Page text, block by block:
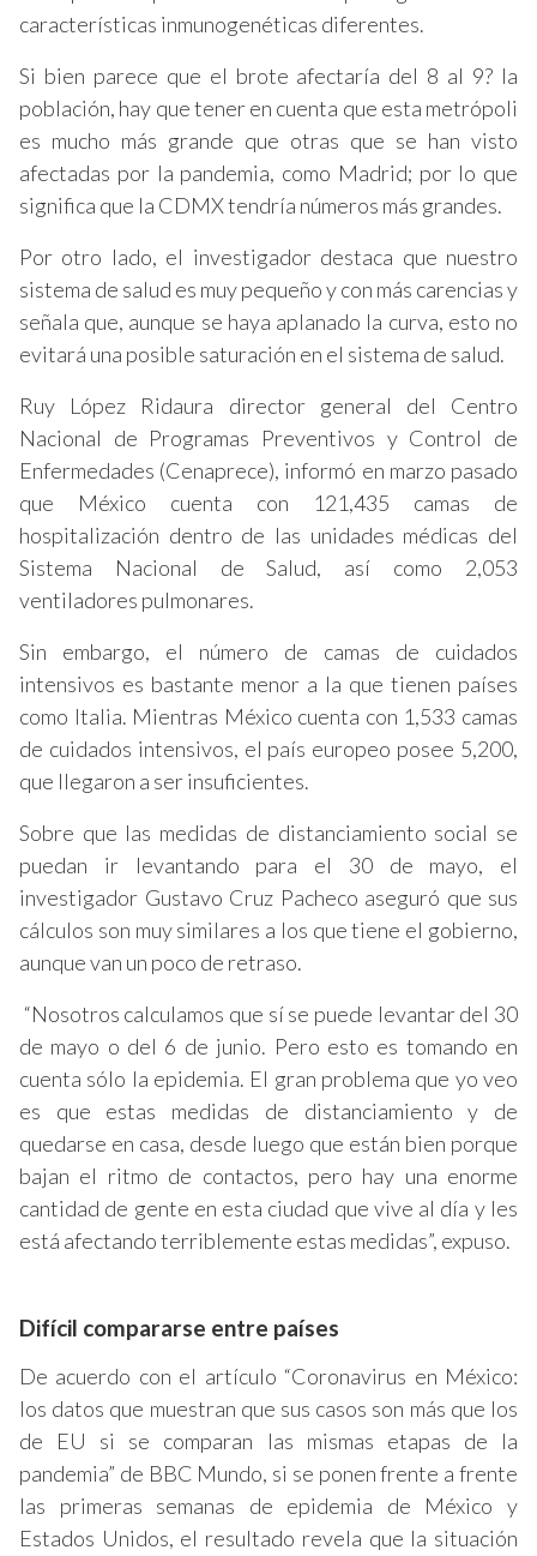
características inmunogenéticas diferentes.
Si bien parece que el brote afectaría del 8 al 9? la
población, hay que tener en cuenta que esta metrópoli
es mucho más grande que otras que se han visto
afectadas por la pandemia, como Madrid; por lo que
significa que la CDMX tendría números más grandes.
Por otro lado, el investigador destaca que nuestro
sistema de salud es muy pequeño y con más carencias y
señala que, aunque se haya aplanado la curva, esto no
evitará una posible saturación en el sistema de salud.
Ruy López Ridaura director general del Centro
Nacional de Programas Preventivos y Control de
Enfermedades (Cenaprece), informó en marzo pasado
que México cuenta con 121,435 camas de
hospitalización dentro de las unidades médicas del
Sistema Nacional de Salud, así como 2,053
ventiladores pulmonares.
Sin embargo, el número de camas de cuidados
intensivos es bastante menor a la que tienen países
como Italia. Mientras México cuenta con 1,533 camas
de cuidados intensivos, el país europeo posee 5,200,
que llegaron a ser insuficientes.
Sobre que las medidas de distanciamiento social se
puedan ir levantando para el 30 de mayo, el
investigador Gustavo Cruz Pacheco aseguró que sus
cálculos son muy similares a los que tiene el gobierno,
aunque van un poco de retraso.
“Nosotros calculamos que sí se puede levantar del 30
de mayo o del 6 de junio. Pero esto es tomando en
cuenta sólo la epidemia. El gran problema que yo veo
es que estas medidas de distanciamiento y de
quedarse en casa, desde luego que están bien porque
bajan el ritmo de contactos, pero hay una enorme
cantidad de gente en esta ciudad que vive al día y les
está afectando terriblemente estas medidas”, expuso.
Difícil compararse entre países
De acuerdo con el artículo “Coronavirus en México:
los datos que muestran que sus casos son más que los
de EU si se comparan las mismas etapas de la
pandemia” de BBC Mundo, si se ponen frente a frente
las primeras semanas de epidemia de México y
Estados Unidos, el resultado revela que la situación